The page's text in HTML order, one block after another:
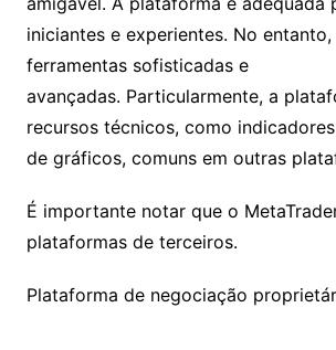
download. É simples de usar e tem
amigável. A plataforma é adequada
iniciantes e experientes. No entanto,
ferramentas sofisticadas e
avançadas. Particularmente, a
de recursos técnicos, como
ferramentas de gráficos, comuns em
plataformas.
É importante notar que o